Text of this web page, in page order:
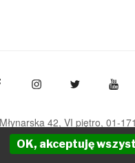
42, VI piętro, 01-
| www.pot.gov.pl |
OK, akceptuję